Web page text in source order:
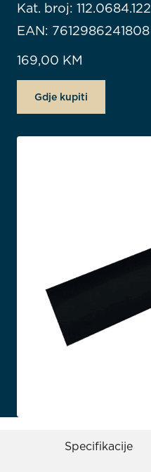
Kat. broj: 112.0684.122
EAN: 7612986241808
169,00 KM
Gdje kupiti
Specifikacije